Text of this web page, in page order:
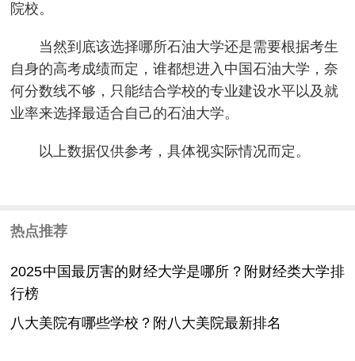
院校。
当然到底该选择哪所石油大学还是需要根据考生
自身的高考成绩而定，谁都想进入中国石油大学，奈
何分数线不够，只能结合学校的专业建设水平以及就
业率来选择最适合自己的石油大学。
以上数据仅供参考，具体视实际情况而定。
热点推荐
2025中国最厉害的财经大学是哪所？附财经类大学排
行榜
八大美院有哪些学校？附八大美院最新排名